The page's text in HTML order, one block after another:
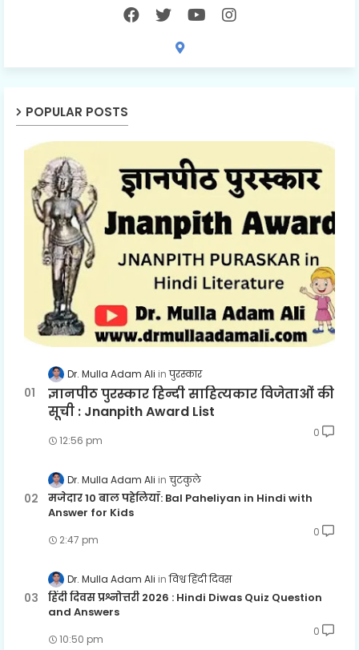
POPULAR POSTS
Dr. Mulla Adam Ali पुरस्कार
ज्ञानपीठ पुरस्कार हिन्दी साहित्यकार विजेताओं की
सूची : Jnanpith Award List
12:56 pm
0
Dr. Mulla Adam Ali चुटकुले
मजेदार 10 बाल पहेलियाँ: Bal Paheliyan in Hindi with
Answer for Kids
2:47 pm
0
Dr. Mulla Adam Ali विश्व हिंदी दिवस
हिंदी दिवस प्रश्नोत्तरी 2026 : Hindi Diwas Quiz Question
and Answers
10:50 pm
0